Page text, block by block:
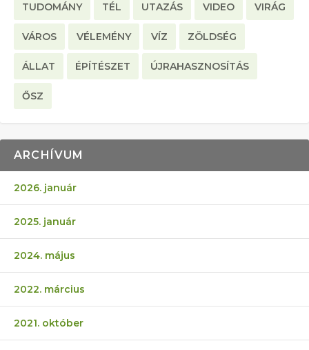
TUDOMÁNY TÉL UTAZÁS VIDEO VIRÁG
VÁROS VÉLEMÉNY VÍZ ZÖLDSÉG
ÁLLAT ÉPÍTÉSZET ÚJRAHASZNOSÍTÁS
ŐSZ
ARCHÍVUM
2026. január
2025. január
2024. május
2022. március
2021. október